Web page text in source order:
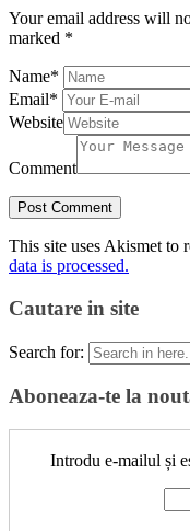
Your email address will
marked *
Name*
Email*
Website
Comment
This site uses Akismet to
data is processed.
Cautare in site
Search for:
Aboneaza-te la
Introdu e-mailul și